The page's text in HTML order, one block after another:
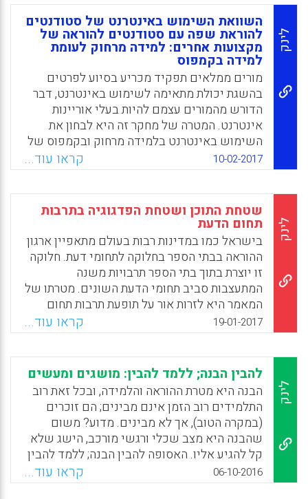
לינק
השוואת השימוש באינטרנט של סטודנטים
להוראת שפה עם סטודנטים להוראה של
מקצועות אחרים: למידה מרחוק לעומת
למידה בקמפוס
מורים ממלאים תפקיד מכריע בסיוע לפרטים
בהשגת יכולת מתאימה לשימוש באינטרנט, דבר
הדורש מהמורים עצמם להיות בעלי אוריינות
אינטרנט. המטרה של מחקר זה היא לבחון את
השימוש באינטרנט בלמידה מרחוק ובקמפוס של
סטודנטים להוראת שפה ושל דיסציפלינות אחרות
על פי פרמטרים מרובים. סך הכול השתתפו בסקר
זה 789 סטודנטים להוראה (Firat, Mehmet;
Serpil, Harun, 2017).
WhatsApp
Facebook
Email
X
10-02-2017 קראו עוד...
לינק
שטחת התוכן ושטחת הפדגוגיה בתרבות
תחום הדעת
בישראל כמו במדינות רבות בעולם מתאפיין ארגון
ההוראה בבתי הספר בחלוקה לתחומי דעת. חלוקה
זו יוצרת בתוך בתי הספר תרבויות משנה
המתעצבות סביב תחומי הדעת השונים. מטרתו של
המאמר היא לזרות אור על תופעת תרבות תחום
הדעת והשפעתה על עבודת המורה בהקשר
החינוכי בישראל. המאמר מתמקד בשתי שטחות
העשויות לייצג את תרבות תחום הדעת: שטחת
התוכן (שמשמעה תפיסות המורים את מבנה תחום
הדעת) ושטחת הפדגוגיה (שמשמעה תפיסות
המורים את הוראת תחום הדעת). ממצאי המחקר
נשענים על ראיונות חצי-מובנים שנערכו עם 18
מורות ומורים המלמדים מגוון של תחומי דעת
בחטיבות ביניים ובתיכונים בישראל (ליאת
ביברמן-שלו).
19-01-2017 קראו עוד...
לינק
להבין הבנה; ללמד להבין: מושגים ומעשים
הבנה היא מטרת ההוראה והלמידה, ובכל זאת רוב
התלמידים רוב הזמן אינם מבינים; הם זוכרים
(במקרה הטוב), אך לא מבינים. מדוע? משום
שהבנה היא מצב שכלי ורגשי מורכב, הישג שלא
קל להגיע אליו. האסופה להבין הבנה; ללמד להבין
מסבירה מהי הבנה וכיצד אפשר לטפח אותה בבתי
הספר ובמסגרות אחרות. חינוך להבנה מאתגר כיום
06-10-2016 קראו עוד...